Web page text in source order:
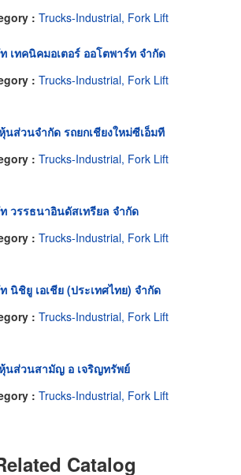
: Trucks-Industrial, Fork Lift
เทคนิคมอเตอร์ ออโตพาร์ท จำกัด
: Trucks-Industrial, Fork Lift
นส่วนจำกัด รถยกเชียงใหม่ซีเอ็มที
: Trucks-Industrial, Fork Lift
วรรธนาอินดัสเทรียล จำกัด
: Trucks-Industrial, Fork Lift
นิชิยู เอเชีย (ประเทศไทย) จำกัด
: Trucks-Industrial, Fork Lift
นส่วนสามัญ อ เจริญทรัพย์
: Trucks-Industrial, Fork Lift
Catalog